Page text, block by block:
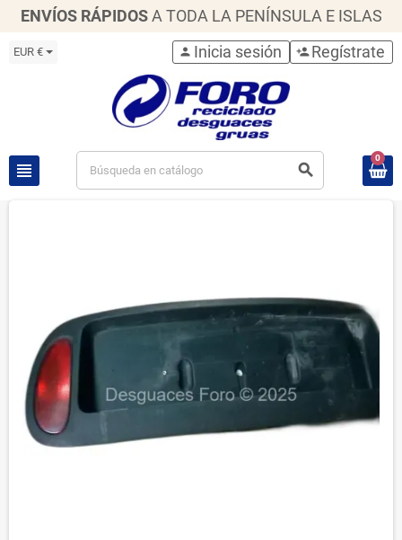
ENVÍOS RÁPIDOS A TODA LA PENÍNSULA E ISLAS
EUR €
view_headline search
person Inicia sesión person_add Regístrate
0